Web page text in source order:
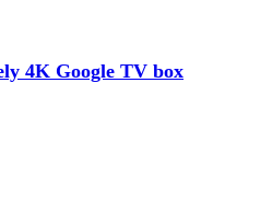
4K Google TV box